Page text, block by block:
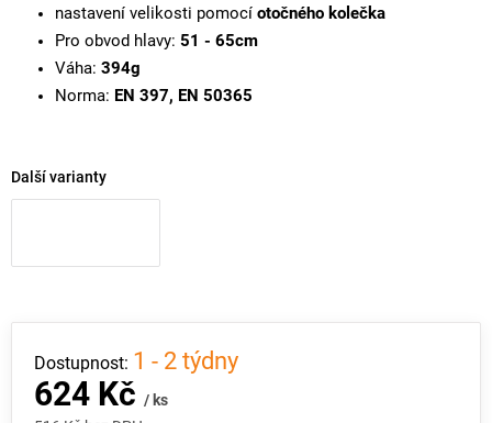
nastavení velikosti pomocí otočného kolečka
Pro obvod hlavy: 51 - 65cm
Váha: 394g
Norma: EN 397, EN 50365
Další varianty
624 Kč / ks
1 - 2 týdny